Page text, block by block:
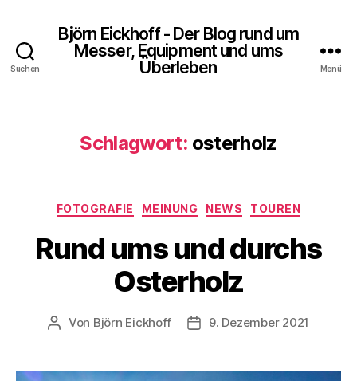
Suchen
Björn Eickhoff - Der Blog rund um
Messer, Equipment und ums
Überleben
Menü
Schlagwort: osterholz
Kategorien
FOTOGRAFIE MEINUNG NEWS TOUREN
Rund ums und durchs
Osterholz
Beitragsautor
Von Björn Eickhoff Veröffentlichungsdatum
9. Dezember 2021